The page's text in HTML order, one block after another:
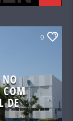
0
COM
DE